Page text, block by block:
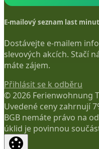
E-mailový seznam last
Dostávejte e-mailem
slevových akcích. Stačí
máte zájem.
Přihlásit se k odběru
© 2026 Ferienwohnung
Uvedené ceny zahrnují
BGB nemáte právo na
úklid je povinnou